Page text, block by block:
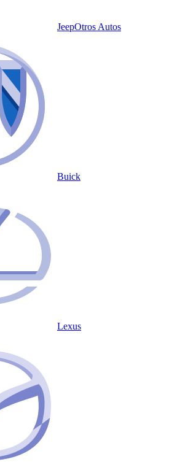
JeepOtros Autos
Buick
Lexus